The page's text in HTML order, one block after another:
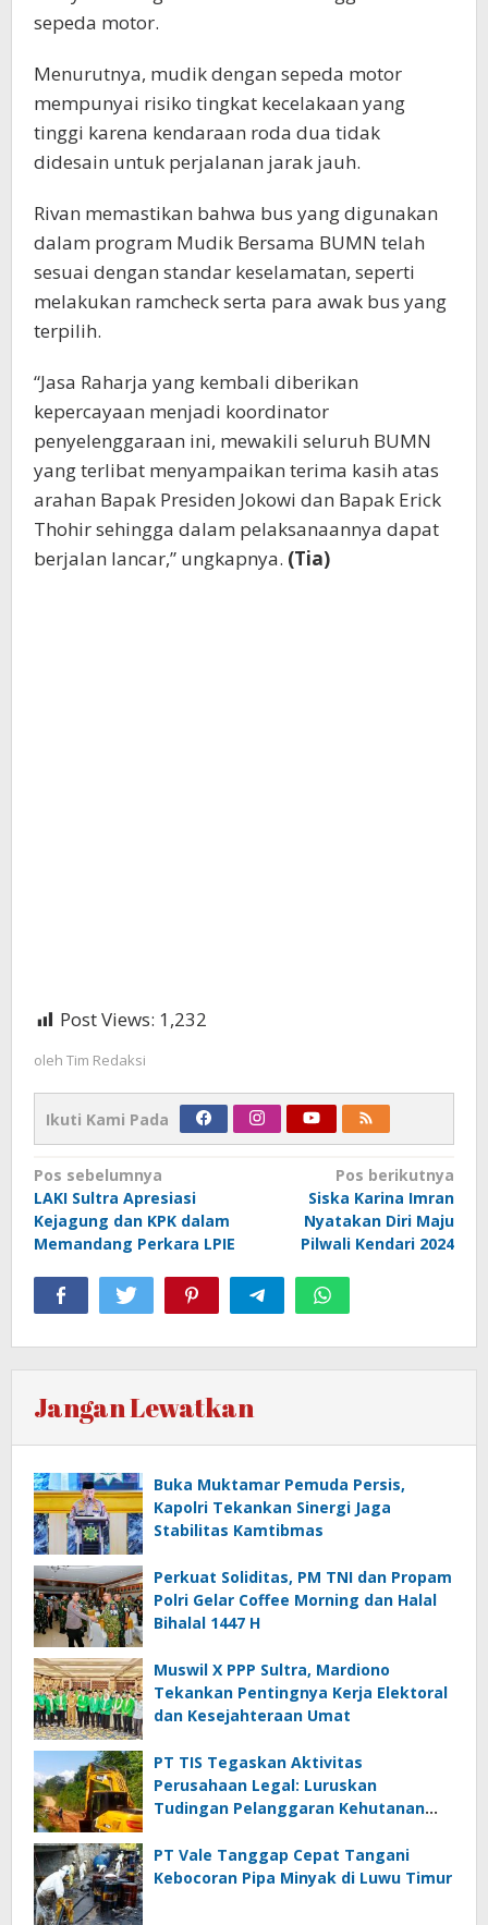
sepeda motor.
Menurutnya, mudik dengan sepeda motor
mempunyai risiko tingkat kecelakaan yang
tinggi karena kendaraan roda dua tidak
didesain untuk perjalanan jarak jauh.
Rivan memastikan bahwa bus yang digunakan
dalam program Mudik Bersama BUMN telah
sesuai dengan standar keselamatan, seperti
melakukan ramcheck serta para awak bus yang
terpilih.
“Jasa Raharja yang kembali diberikan
kepercayaan menjadi koordinator
penyelenggaraan ini, mewakili seluruh BUMN
yang terlibat menyampaikan terima kasih atas
arahan Bapak Presiden Jokowi dan Bapak Erick
Thohir sehingga dalam pelaksanaannya dapat
berjalan lancar,” ungkapnya. (Tia)
Post Views: 1,232
oleh Tim Redaksi
Ikuti Kami Pada
Navigasi
pos
Pos sebelumnya
LAKI Sultra Apresiasi
Kejagung dan KPK dalam
Memandang Perkara LPIE
Pos berikutnya
Siska Karina Imran
Nyatakan Diri Maju
Pilwali Kendari 2024
Jangan Lewatkan
Buka Muktamar Pemuda Persis,
Kapolri Tekankan Sinergi Jaga
Stabilitas Kamtibmas
Perkuat Soliditas, PM TNI dan Propam
Polri Gelar Coffee Morning dan Halal
Bihalal 1447 H
Muswil X PPP Sultra, Mardiono
Tekankan Pentingnya Kerja Elektoral
dan Kesejahteraan Umat
PT TIS Tegaskan Aktivitas
Perusahaan Legal: Luruskan
Tudingan Pelanggaran Kehutanan
PT Vale Tanggap Cepat Tangani
Kebocoran Pipa Minyak di Luwu Timur